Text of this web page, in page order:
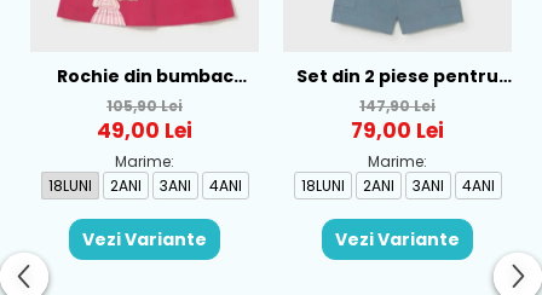
Rochie din bumbac
pentru fete Mayoral,
Rosu - 1930-069
105,90 Lei
49,00 Lei
Marime:
18LUNI
2ANI 3ANI 4ANI
Vezi Variante
Set din 2 piese pentru
baieti Mayoral, Alb-
Albastru - 1665-31
147,90 Lei
79,00 Lei
Marime:
18LUNI
2ANI 3ANI 4ANI
Vezi Variante